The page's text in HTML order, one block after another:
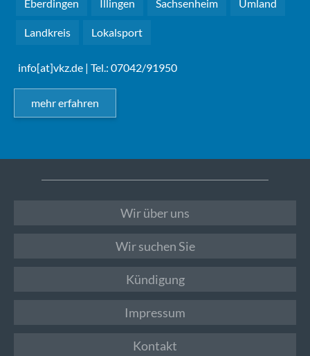
Eberdingen Illingen Sachsenheim Umland
Landkreis Lokalsport
info[at]vkz.de | Tel.: 07042/91950
mehr erfahren
Wir über uns
Wir suchen Sie
Kündigung
Impressum
Kontakt